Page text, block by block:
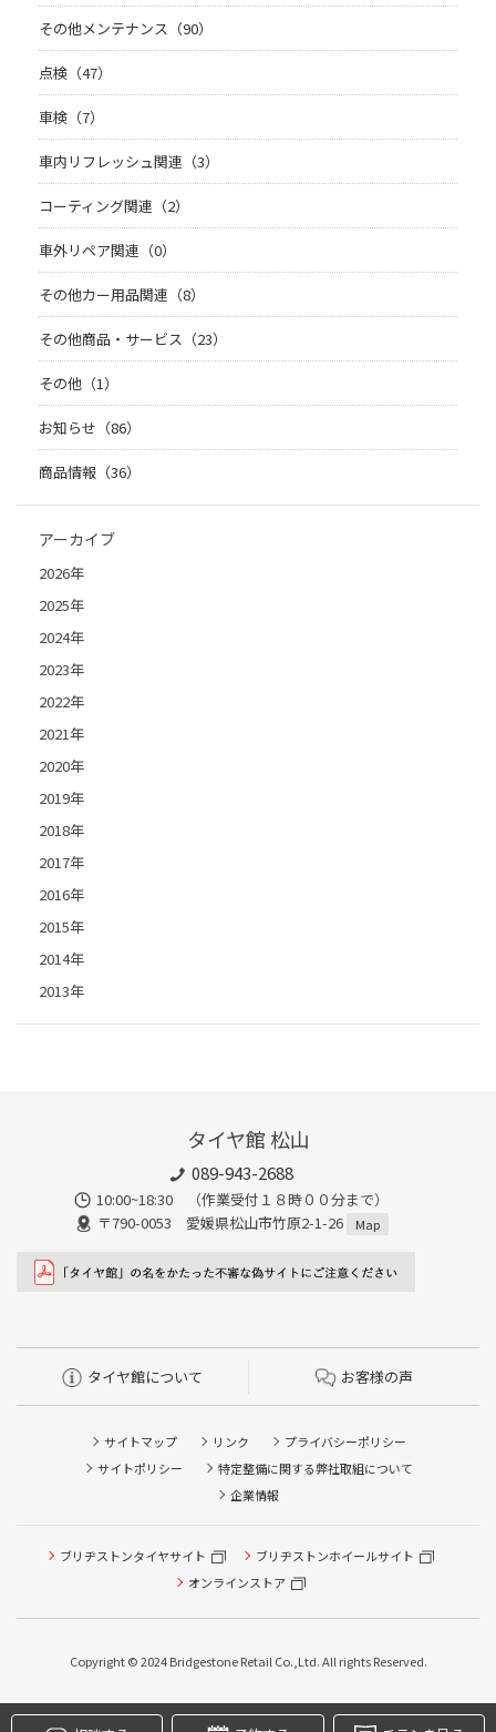
その他メンテナンス（90）
点検（47）
車検（7）
車内リフレッシュ関連（3）
コーティング関連（2）
車外リペア関連（0）
その他カー用品関連（8）
その他商品・サービス（23）
その他（1）
お知らせ（86）
商品情報（36）
アーカイブ
2026年
2025年
2024年
2023年
2022年
2021年
2020年
2019年
2018年
2017年
2016年
2015年
2014年
2013年
タイヤ館 松山
089-943-2688
10:00~18:30 （作業受付１８時００分まで）
〒790-0053 愛媛県松山市竹原2-1-26
Map
タイヤ館について お客様の声
サイトマップ リンク
プライバシーポリシー
サイトポリシー
特定整備に関する弊社取組について
企業情報
ブリヂストンタイヤサイト
ブリヂストンホイールサイト
オンラインストア
Copyright © 2024 Bridgestone Retail Co.,Ltd. All rights Reserved.
タイヤ点検・安全点検/タイヤ履き替え/オイル交換/その他
ピット作業の予約
本日のタイヤ履き替え順番待ち予約 ※クローク契約会員の